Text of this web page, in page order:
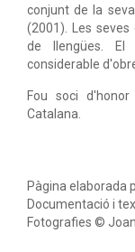
conjunt de la
(2001). Les
de llengües.
considerable
Fou soci
Catalana.
Pàgina elaborada
Documentació i
Fotografies ©